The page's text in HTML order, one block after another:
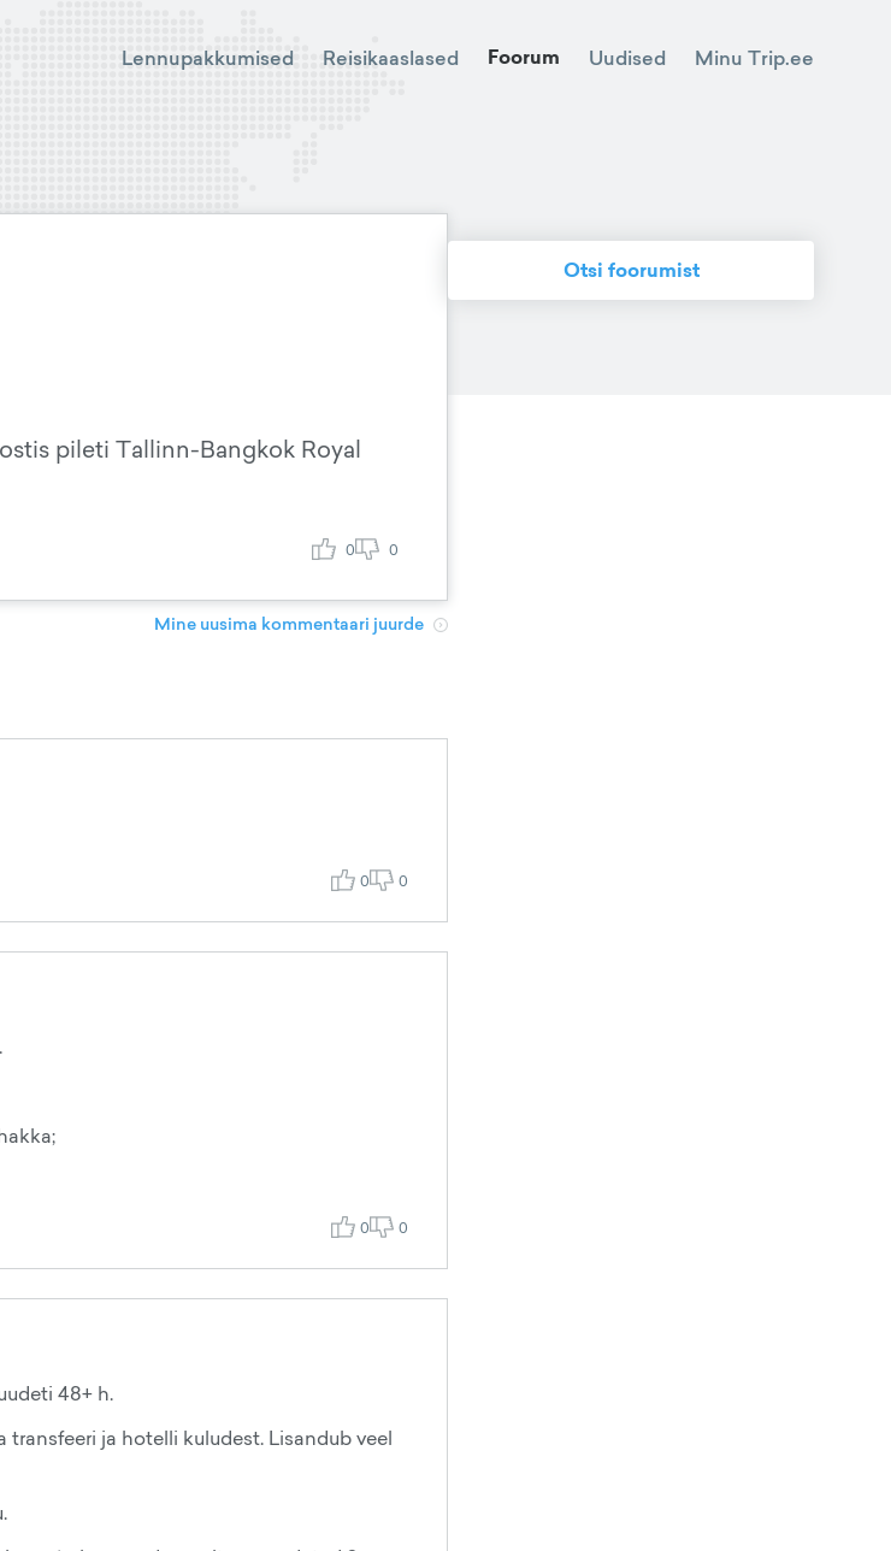
Lennupakkumised Reisikaaslased Foorum Uudised Minu Trip.ee
pileti Tallinn-Bangkok Royal
0 0
Mine uusima kommentaari juurde
0 0
0 0
48+ h.
ja hotelli kuludest. Lisandub veel
Otsi foorumist